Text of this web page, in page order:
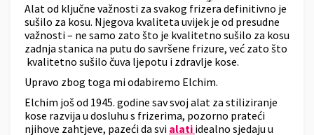
Alat od ključne važnosti za svakog frizera definitivno je
sušilo za kosu. Njegova kvaliteta uvijek je od presudne
važnosti – ne samo zato što je kvalitetno sušilo za kosu
zadnja stanica na putu do savršene frizure, već zato što
kvalitetno sušilo čuva ljepotu i zdravlje kose.
Upravo zbog toga mi odabiremo Elchim.
Elchim još od 1945. godine sav svoj alat za stiliziranje
kose razvija u dosluhu s frizerima, pozorno prateći
njihove zahtjeve, pazeći da svi alati idealno sjedaju u